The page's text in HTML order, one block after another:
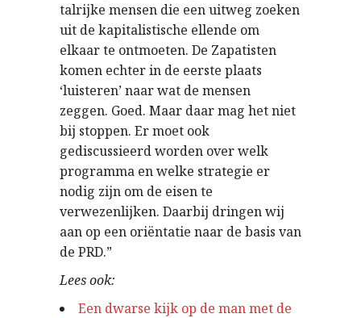
talrijke mensen die een uitweg zoeken
uit de kapitalistische ellende om
elkaar te ontmoeten. De Zapatisten
komen echter in de eerste plaats
‘luisteren’ naar wat de mensen
zeggen. Goed. Maar daar mag het niet
bij stoppen. Er moet ook
gediscussieerd worden over welk
programma en welke strategie er
nodig zijn om de eisen te
verwezenlijken. Daarbij dringen wij
aan op een oriëntatie naar de basis van
de PRD.”
Lees ook:
Een dwarse kijk op de man met de